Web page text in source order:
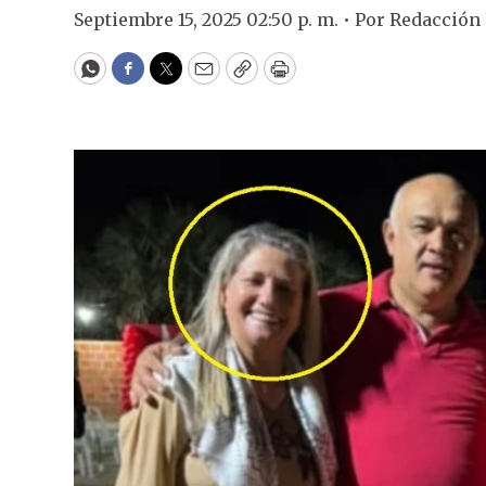
Septiembre 15, 2025 02:50 p. m. • Por Redacción
WhatsApp
Facebook
Twitter
EmailCopyPrint